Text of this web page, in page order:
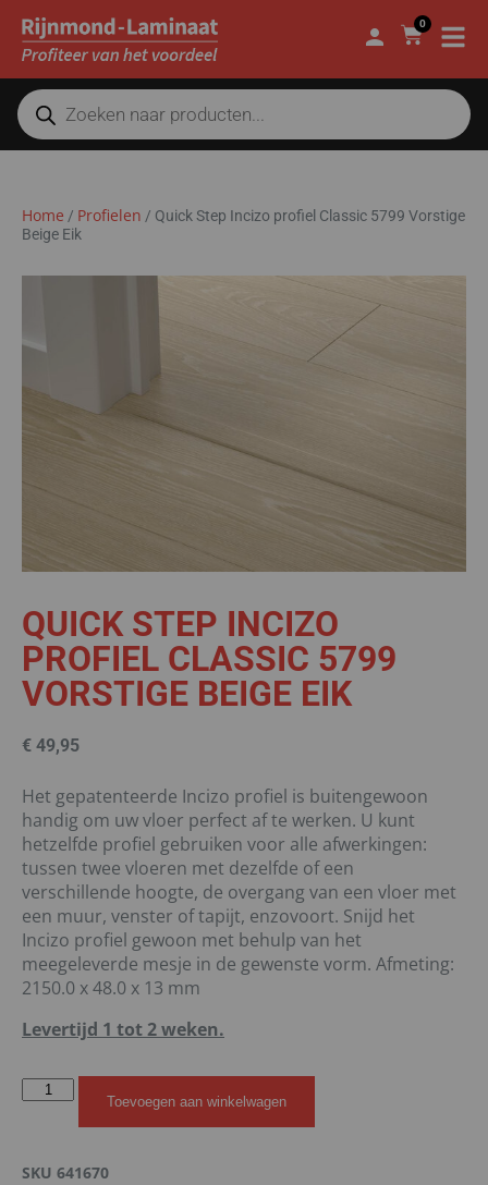
0
Home / Profielen / Quick Step Incizo profiel Classic 5799 Vorstige
Beige Eik
QUICK STEP INCIZO
PROFIEL CLASSIC 5799
VORSTIGE BEIGE EIK
€ 49,95
Het gepatenteerde Incizo profiel is buitengewoon
handig om uw vloer perfect af te werken. U kunt
hetzelfde profiel gebruiken voor alle afwerkingen:
tussen twee vloeren met dezelfde of een
verschillende hoogte, de overgang van een vloer met
een muur, venster of tapijt, enzovoort. Snijd het
Incizo profiel gewoon met behulp van het
meegeleverde mesje in de gewenste vorm. Afmeting:
2150.0 x 48.0 x 13 mm
Levertijd 1 tot 2 weken.
Toevoegen aan winkelwagen
SKU 641670